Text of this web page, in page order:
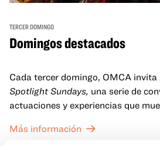
TERCER DOMINGO
Domingos destacados
Cada tercer domingo, OMCA
Spotlight Sundays, una serie de
actuaciones y experiencias que
Más información